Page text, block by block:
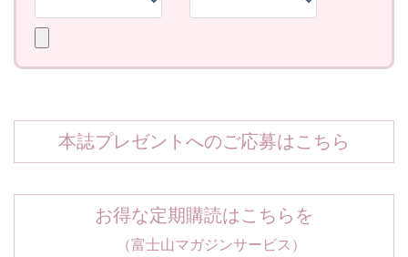
本誌プレゼントへのご応募はこちら
お得な定期購読はこちらを
（富士山マガジンサービス）